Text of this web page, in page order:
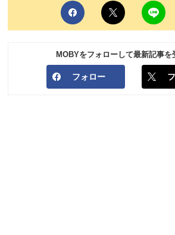
MOBYをフォローして最新記事を
フォロー